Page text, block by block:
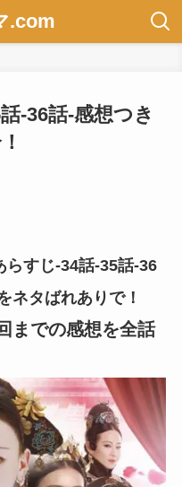
.com
-36話-感想つき
らすじ-34話-35話-36
ネタばれありで！
までの感想を全話